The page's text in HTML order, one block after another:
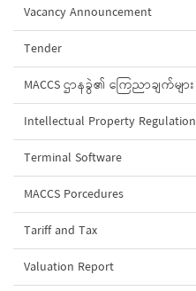
Vacancy Announcement
Tender
MACCS ဌာနခွဲ၏ ကြေညာချက်များ
Intellectual Property Regulation
Terminal Software
MACCS Porcedures
Tariff and Tax
Valuation Report